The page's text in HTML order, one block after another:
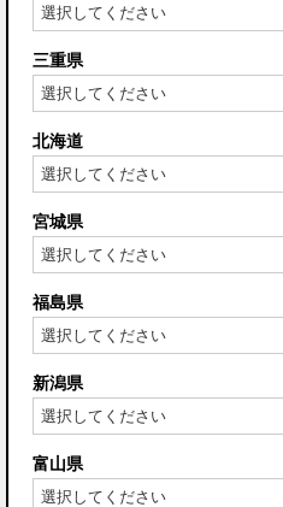
三重県
北海道
宮城県
福島県
新潟県
富山県